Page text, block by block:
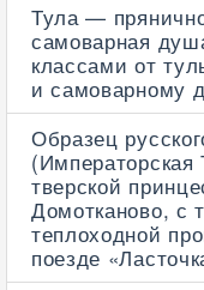
Тула —
самоварная
классами от
и самоварному
Образец
тверской
Домотканово, с
теплоходной
поезде